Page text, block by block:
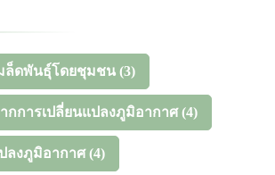
ล็ดพันธุ์โดยชุมชน (3)
กการเปลี่ยนแปลงภูมิอากาศ(4)
ลงภูมิอากาศ(4)